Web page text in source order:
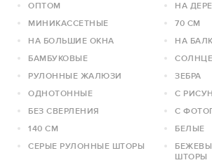
ОПТОМ
НА
МИНИКАССЕТНЫЕ
70 СМ
НА БОЛЬШИЕ ОКНА
НА
БАМБУКОВЫЕ
РУЛОННЫЕ ЖАЛЮЗИ
ЗЕБРА
ОДНОТОННЫЕ
С
БЕЗ СВЕРЛЕНИЯ
С
140 СМ
БЕЛЫЕ
СЕРЫЕ РУЛОННЫЕ ШТОРЫ
ШТОРЫ